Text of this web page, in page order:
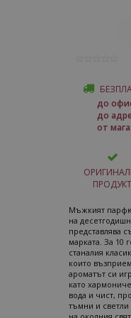
до
до
от
ПРОДУКТ
Мъжкият
на
представлява
марката. За 10
станалия
които
ароматът си
като
вода и чист,
тъмни и светли